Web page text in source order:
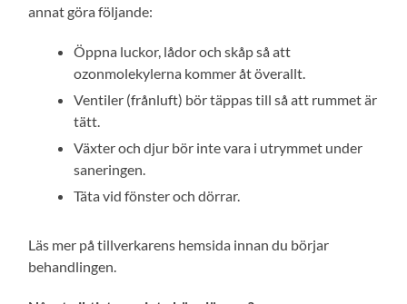
annat göra följande:
Öppna luckor, lådor och skåp så att
ozonmolekylerna kommer åt överallt.
Ventiler (frånluft) bör täppas till så att rummet är
tätt.
Växter och djur bör inte vara i utrymmet under
saneringen.
Täta vid fönster och dörrar.
Läs mer på tillverkarens hemsida innan du börjar
behandlingen.